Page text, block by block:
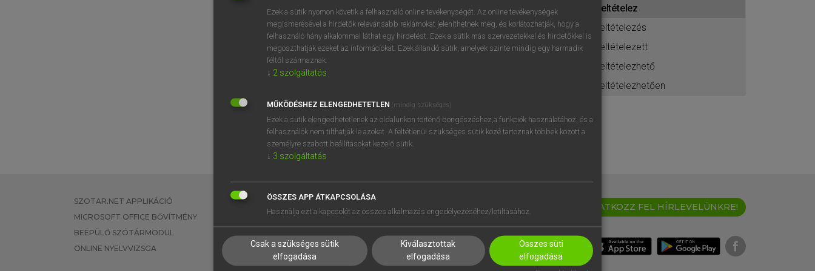
BELÉPÉS
próbaverziójának elindításához
regisztrálok ésbelépek.
REGISZTRÁCIÓ
feltételez
feltételezés
feltételezett
feltételezhető
feltételezhetően
SZOTAR.NET APPLIKÁCIÓ
MICROSOFT OFFICE BŐVÍTMÉNY
BEÉPÜLŐ SZÓTÁRMODUL
ONLINE NYELVVIZSGA
EGYÉNI FELHASZNÁLÓKNAK
TANULÓKNAK
VÁLLALATI MEGOLDÁSOK
SÚGÓ
RÓLUNK
SÜTI BEÁLLÍTÁSOK
IRATKOZZ FEL HÍRLEVELÜNKRE!
Ezek a sütik nyomon követik a felhasználó online tevékenységét. Az online tevékenységek
megismerésével a hirdetők relevánsabb reklámokat jeleníthetnek meg, és korlátozhatják, hogy a
felhasználó hány alkalommal láthat egy hirdetést. Ezek a sütik más szervezetekkel és hirdetőkkel is
megoszthatják ezeket az információkat. Ezek állandó sütik, amelyek szinte mindig egy harmadik
féltől származnak.
↓ 2 szolgáltatás
MŰKÖDÉSHEZ ELENGEDHETETLEN (mindig szükséges)
Ezek a sütik elengedhetetlenek az oldalunkon történő böngészéshez,a funkciók használatához, és a
felhasználók nem tilthatják le azokat. A feltétlenül szükséges sütik közé tartoznak többek között a
személyre szabott beállításokat kezelő sütik.
↓ 3 szolgáltatás
ÖSSZES APP ÁTKAPCSOLÁSA
Használja ezt a kapcsolót az összes alkalmazás engedélyezéséhez/letiltásához.
Csak a szükséges sütik
elfogadása
Kiválasztottak
elfogadása
Összes süti
elfogadása